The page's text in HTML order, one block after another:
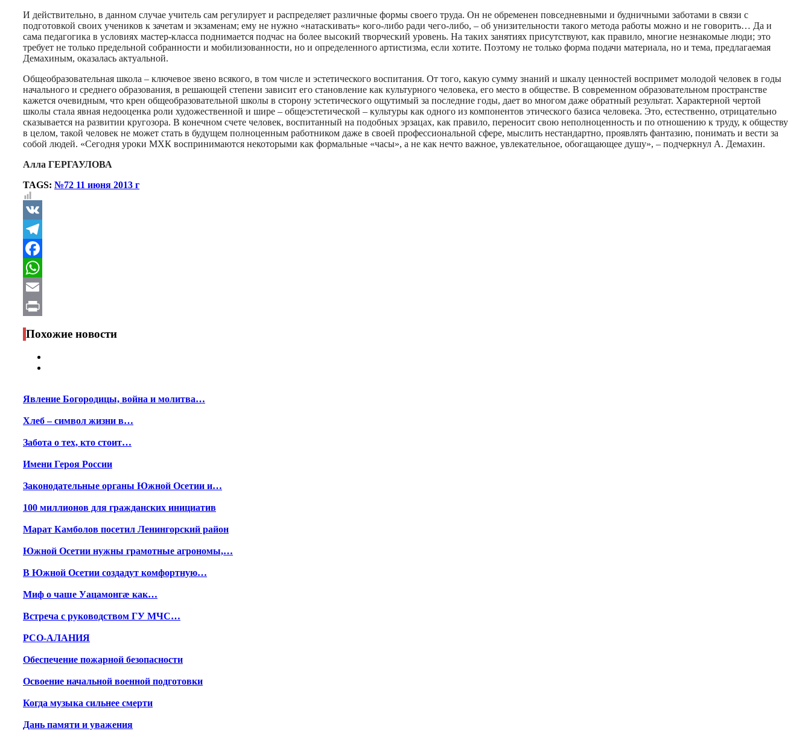
И действительно, в данном случае учитель сам регулирует и распределяет различные формы своего труда. Он не обременен повседневными и будничными заботами в связи с
подготовкой своих учеников к зачетам и экзаменам; ему не нужно «натаскивать» кого-либо ради чего-либо, – об унизительности такого метода работы можно и не говорить… Да и
сама педагогика в условиях мастер-класса поднимается подчас на более высокий творческий уровень. На таких занятиях присутствуют, как правило, многие незнакомые люди; это
требует не только предельной собранности и мобилизованности, но и определенного артистизма, если хотите. Поэтому не только форма подачи материала, но и тема, предлагаемая
Демахиным, оказалась актуальной.
Общеобразовательная школа – ключевое звено всякого, в том числе и эстетического воспитания. От того, какую сумму знаний и шкалу ценностей воспримет молодой человек в годы
начального и среднего образования, в решающей степени зависит его становление как культурного человека, его место в обществе. В современном образовательном пространстве
кажется очевидным, что крен общеобразовательной школы в сторону эстетического ощутимый за последние годы, дает во многом даже обратный результат. Характерной чертой
школы стала явная недооценка роли художественной и шире – общеэстетической – культуры как одного из компонентов этического базиса человека. Это, естественно, отрицательно
сказывается на развитии кругозора. В конечном счете человек, воспитанный на подобных эрзацах, как правило, переносит свою неполноценность и по отношению к труду, к обществу
в целом, такой человек не может стать в будущем полноценным работником даже в своей профессиональной сфере, мыслить нестандартно, проявлять фантазию, понимать и вести за
собой людей. «Сегодня уроки МХК воспринимаются некоторыми как формальные «часы», а не как нечто важное, увлекательное, обогащающее душу», – подчеркнул А. Демахин.
Алла ГЕРГАУЛОВА
TAGS: №72 11 июня 2013 г
VK
Telegram
Facebook
WhatsApp
Email
Print
Похожие новости
Явление Богородицы, война и молитва…
Хлеб – символ жизни в…
Забота о тех, кто стоит…
Имени Героя России
Законодательные органы Южной Осетии и…
100 миллионов для гражданских инициатив
Марат Камболов посетил Ленингорский район
Южной Осетии нужны грамотные агрономы,…
В Южной Осетии создадут комфортную…
Миф о чаше Уацамонгæ как…
Встреча с руководством ГУ МЧС…
РСО-АЛАНИЯ
Обеспечение пожарной безопасности
Освоение начальной военной подготовки
Когда музыка сильнее смерти
Дань памяти и уважения